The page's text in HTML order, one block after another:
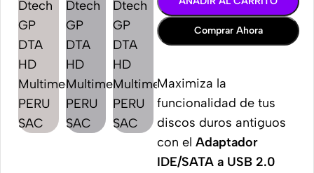
Comprar Ahora
Maximiza la
funcionalidad de tus
discos duros antiguos
con el Adaptador
IDE/SATA a USB 2.0